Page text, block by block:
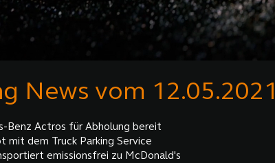
News vom 12.05.2021
Benz Actros für Abholung bereit
mit dem Truck Parking Service
emissionsfrei zu McDonald's